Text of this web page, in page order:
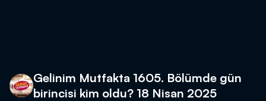
Gelinim Mutfakta 1605. Bölümde gün
birincisi kim oldu? 18 Nisan 2025